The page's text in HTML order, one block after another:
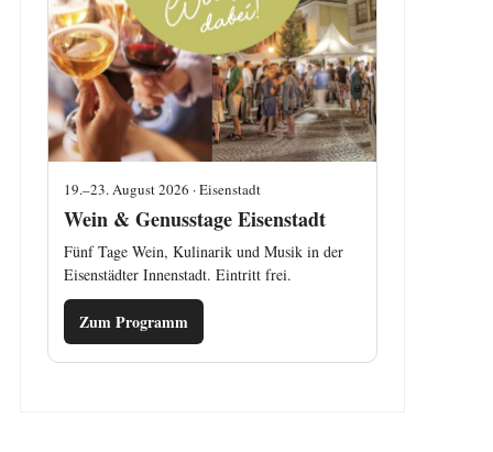
19.–23. August 2026 · Eisenstadt
Wein & Genusstage Eisenstadt
Fünf Tage Wein, Kulinarik und Musik in der
Eisenstädter Innenstadt. Eintritt frei.
Zum Programm